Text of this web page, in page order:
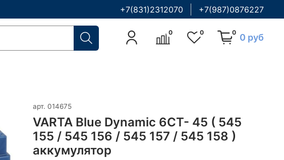
+7(831)2312070 +7(987)0876227
0 0 0 0 руб
арт. 014675
VARTA Blue Dynamic 6CT- 45 ( 545
155 / 545 156 / 545 157 / 545 158 )
аккумулятор